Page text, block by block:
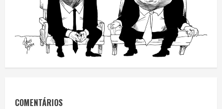
COMENTÁRIOS